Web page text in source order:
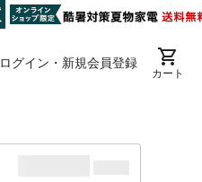
ログイン・新規会員登録
カート